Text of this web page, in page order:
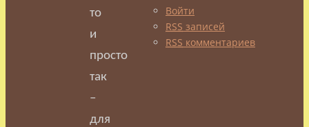
то
и
просто
так
–
для
Войти
RSS записей
RSS комментариев